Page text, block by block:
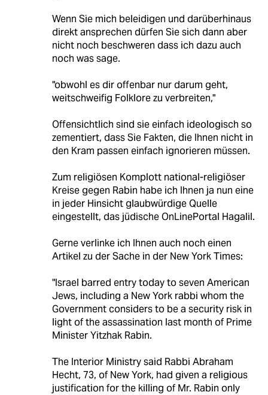
Wenn Sie mich beleidigen und darüberhinaus
direkt ansprechen dürfen Sie sich dann aber
nicht noch beschweren dass ich dazu auch
noch was sage.
"obwohl es dir offenbar nur darum geht,
weitschweifig Folklore zu verbreiten,"
Offensichtlich sind sie einfach ideologisch so
zementiert, dass Sie Fakten, die Ihnen nicht in
den Kram passen einfach ignorieren müssen.
Zum religiösen Komplott national-religiöser
Kreise gegen Rabin habe ich Ihnen ja nun eine
in jeder Hinsicht glaubwürdige Quelle
eingestellt, das jüdische OnLinePortal Hagalil.
Gerne verlinke ich Ihnen auch noch einen
Artikel zu der Sache in der New York Times:
"Israel barred entry today to seven American
Jews, including a New York rabbi whom the
Government considers to be a security risk in
light of the assassination last month of Prime
Minister Yitzhak Rabin.
The Interior Ministry said Rabbi Abraham
Hecht, 73, of New York, had given a religious
justification for the killing of Mr. Rabin only